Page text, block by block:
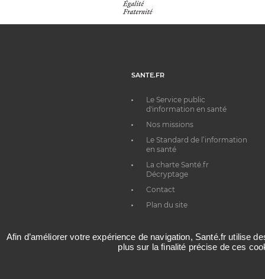
SANTE.FR
Le Service public
d'information en santé
Nos missions
Le Standard de l’information
en santé
La charte Santé.fr
Décryptage
Contact
Plan du site
Afin d’améliorer votre expérience de navigation, Santé.fr utilise
plus sur la finalité précise de ces